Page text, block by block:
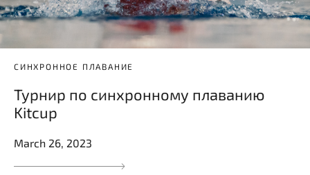
СИНХРОННОЕ ПЛАВАНИЕ
Турнир по синхронному плаванию
Kitcup
March 26, 2023